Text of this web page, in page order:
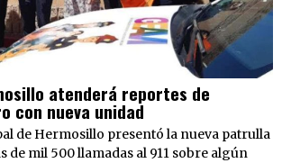
atenderá reportes de
con nueva unidad
de Hermosillo presentó la nueva patrulla
de mil 500 llamadas al 911 sobre algún